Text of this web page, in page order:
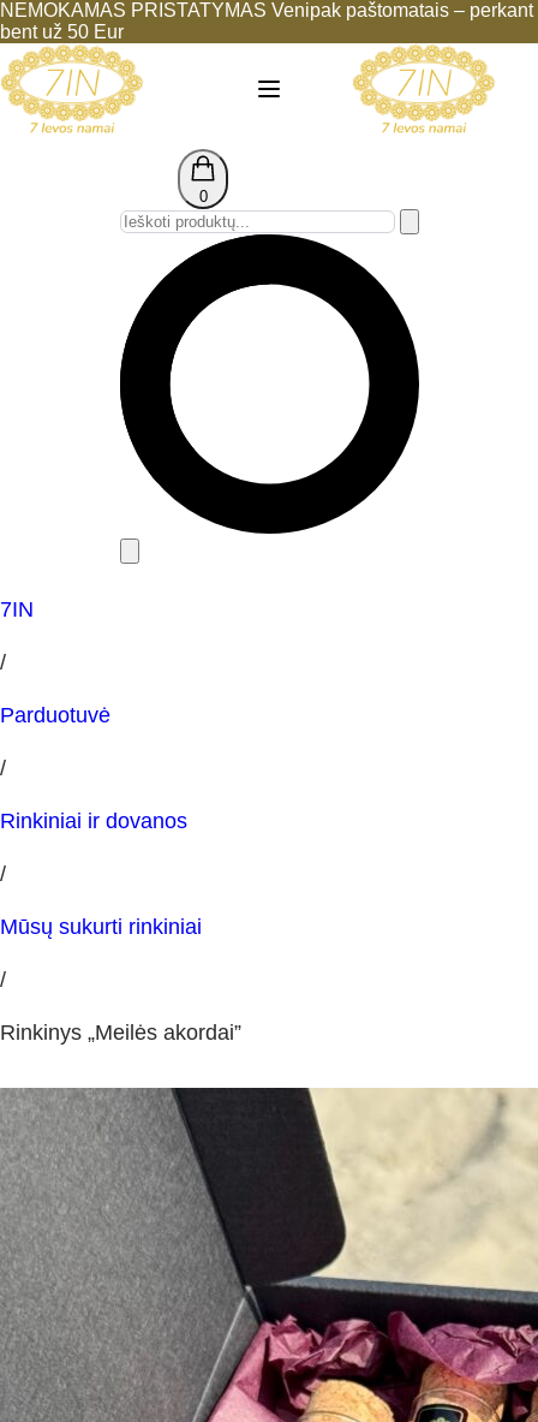
NEMOKAMAS PRISTATYMAS Venipak paštomatais – perkant
bent už 50 Eur
0
7IN
/
Parduotuvė
/
Rinkiniai ir dovanos
/
Mūsų sukurti rinkiniai
/
Rinkinys „Meilės akordai”